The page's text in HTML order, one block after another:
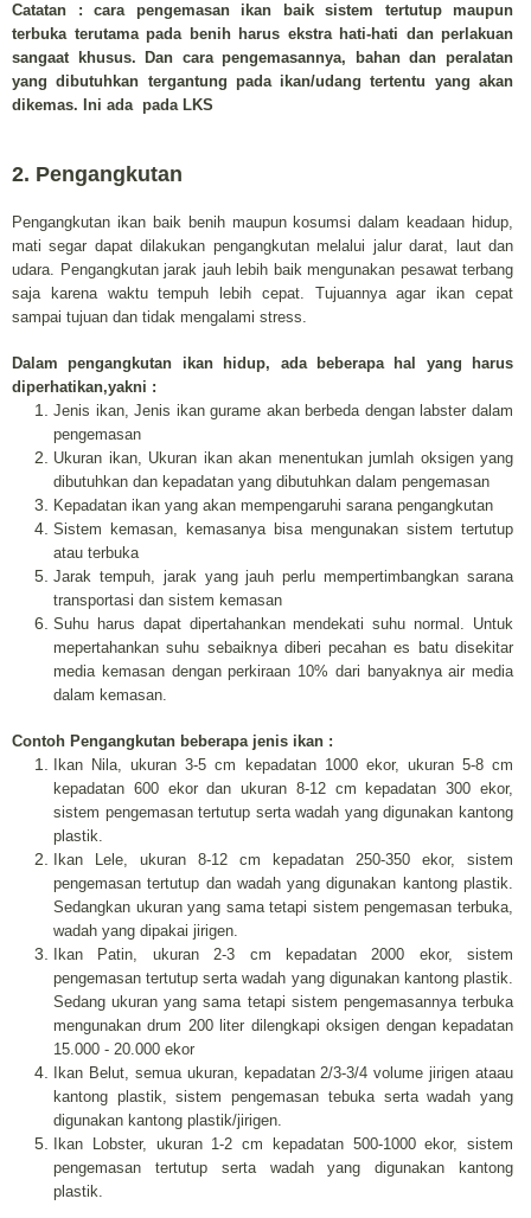
Catatan : cara pengemasan ikan baik sistem tertutup maupun
terbuka terutama pada benih harus ekstra hati-hati dan perlakuan
sangaat khusus. Dan cara pengemasannya, bahan dan peralatan
yang dibutuhkan tergantung pada ikan/udang tertentu yang akan
dikemas. Ini ada pada LKS
2. Pengangkutan
Pengangkutan ikan baik benih maupun kosumsi dalam keadaan hidup,
mati segar dapat dilakukan pengangkutan melalui jalur darat, laut dan
udara. Pengangkutan jarak jauh lebih baik mengunakan pesawat terbang
saja karena waktu tempuh lebih cepat. Tujuannya agar ikan cepat
sampai tujuan dan tidak mengalami stress.
Dalam pengangkutan ikan hidup, ada beberapa hal yang harus
diperhatikan,yakni :
Jenis ikan, Jenis ikan gurame akan berbeda dengan labster dalam
pengemasan
Ukuran ikan, Ukuran ikan akan menentukan jumlah oksigen yang
dibutuhkan dan kepadatan yang dibutuhkan dalam pengemasan
Kepadatan ikan yang akan mempengaruhi sarana pengangkutan
Sistem kemasan, kemasanya bisa mengunakan sistem tertutup
atau terbuka
Jarak tempuh, jarak yang jauh perlu mempertimbangkan sarana
transportasi dan sistem kemasan
Suhu harus dapat dipertahankan mendekati suhu normal. Untuk
mepertahankan suhu sebaiknya diberi pecahan es batu disekitar
media kemasan dengan perkiraan 10% dari banyaknya air media
dalam kemasan.
Contoh Pengangkutan beberapa jenis ikan :
Ikan Nila, ukuran 3-5 cm kepadatan 1000 ekor, ukuran 5-8 cm
kepadatan 600 ekor dan ukuran 8-12 cm kepadatan 300 ekor,
sistem pengemasan tertutup serta wadah yang digunakan kantong
plastik.
Ikan Lele, ukuran 8-12 cm kepadatan 250-350 ekor, sistem
pengemasan tertutup dan wadah yang digunakan kantong plastik.
Sedangkan ukuran yang sama tetapi sistem pengemasan terbuka,
wadah yang dipakai jirigen.
Ikan Patin, ukuran 2-3 cm kepadatan 2000 ekor, sistem
pengemasan tertutup serta wadah yang digunakan kantong plastik.
Sedang ukuran yang sama tetapi sistem pengemasannya terbuka
mengunakan drum 200 liter dilengkapi oksigen dengan kepadatan
15.000 - 20.000 ekor
Ikan Belut, semua ukuran, kepadatan 2/3-3/4 volume jirigen ataau
kantong plastik, sistem pengemasan tebuka serta wadah yang
digunakan kantong plastik/jirigen.
Ikan Lobster, ukuran 1-2 cm kepadatan 500-1000 ekor, sistem
pengemasan tertutup serta wadah yang digunakan kantong
plastik.